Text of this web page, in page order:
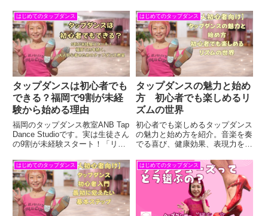
で体験レッスン受付中♩
はじめてのタップダンス
タップダンスは初心者でも
できる？福岡で9割が未経
験から始める理由
福岡のタップダンス教室ANB Tap
Dance Studioです。実は生徒さん
の9割が未経験スタート！「リズ
う不安に、講師歴30年の緒方(お
がた)が丁寧にお答えします。足
腰に優しい桜の床で、大人になっ
てからの新しい趣味を始めません
か？薬院駅からすぐ。体験レッス
ン受付中。
はじめてのタップダンス
タップダンスの魅力と始め
方 初心者でも楽しめるリ
ズムの世界
初心者でも楽しめるタップダンス
の魅力と始め方を紹介。音楽を奏
でる喜び、健康効果、表現力を体
はじめてのタップダンス はじめてのタップダンス